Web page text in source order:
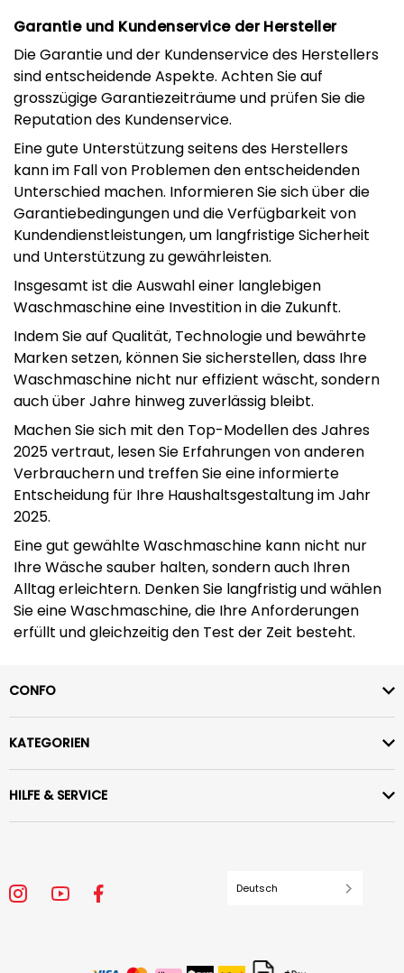
Garantie und Kundenservice der Hersteller
Die Garantie und der Kundenservice des Herstellers
sind entscheidende Aspekte. Achten Sie auf
grosszügige Garantiezeiträume und prüfen Sie die
Reputation des Kundenservice.
Eine gute Unterstützung seitens des Herstellers
kann im Fall von Problemen den entscheidenden
Unterschied machen. Informieren Sie sich über die
Garantiebedingungen und die Verfügbarkeit von
Kundendienstleistungen, um langfristige Sicherheit
und Unterstützung zu gewährleisten.
Insgesamt ist die Auswahl einer langlebigen
Waschmaschine eine Investition in die Zukunft.
Indem Sie auf Qualität, Technologie und bewährte
Marken setzen, können Sie sicherstellen, dass Ihre
Waschmaschine nicht nur effizient wäscht, sondern
auch über Jahre hinweg zuverlässig bleibt.
Machen Sie sich mit den Top-Modellen des Jahres
2025 vertraut, lesen Sie Erfahrungen von anderen
Verbrauchern und treffen Sie eine informierte
Entscheidung für Ihre Haushaltsgestaltung im Jahr
2025.
Eine gut gewählte Waschmaschine kann nicht nur
Ihre Wäsche sauber halten, sondern auch Ihren
Alltag erleichtern. Denken Sie langfristig und wählen
Sie eine Waschmaschine, die Ihre Anforderungen
erfüllt und gleichzeitig den Test der Zeit besteht.
CONFO
KATEGORIEN
HILFE & SERVICE
Deutsch